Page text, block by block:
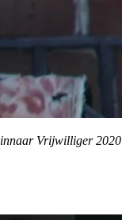
Vrijwilliger 2020